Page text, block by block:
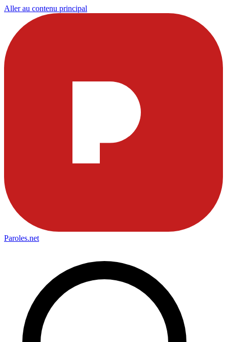
Aller au contenu principal
Paroles.net